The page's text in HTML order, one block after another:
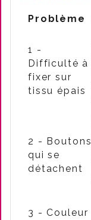
Problème
1 -
Difficulté à
fixer sur
tissu épais
2 - Boutons
qui se
détachent
3 - Couleur